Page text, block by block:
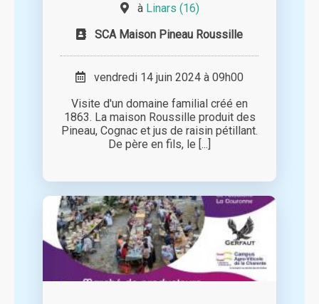
à Linars (16)
SCA Maison Pineau Roussille
vendredi 14 juin 2024 à 09h00
Visite d'un domaine familial créé en
1863. La maison Roussille produit des
Pineau, Cognac et jus de raisin pétillant.
De père en fils, le [...]